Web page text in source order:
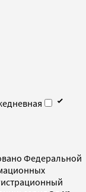
Федеральной